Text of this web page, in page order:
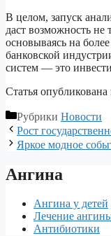
В целом, запуск
даст возможность не
основываясь на
банковской
систем — это
Статья
Рубрики Новости
Рост
Яркое модное
Ангина
Ангина у детей
Лечение
Антибиотики